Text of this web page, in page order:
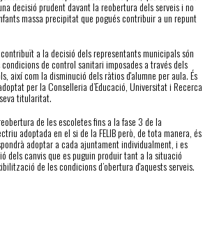
decisió prudent davant la reobertura dels serveis i no
massa precipitat que pogués contribuir a un repunt
a la decisió dels representants municipals són
de control sanitari imposades a través dels
així com la disminució dels ràtios d'alumne per aula. És
per la Conselleria d’Educació, Universitat i Recerca
titularitat.
de les escoletes fins a la fase 3 de la
adoptada en el si de la FELIB però, de tota manera, és
adoptar a cada ajuntament individualment, i es
dels canvis que es puguin produir tant a la situació
de les condicions d’obertura d'aquests serveis.